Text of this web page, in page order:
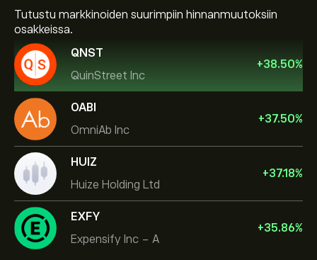
Tutustu markkinoiden suurimpiin hinnanmuutoksiin
osakkeissa.
QNST
QuinStreet Inc
+38.50%
OABI
OmniAb Inc
+37.50%
HUIZ
Huize Holding Ltd
+37.18%
EXFY
Expensify Inc - A
+35.86%